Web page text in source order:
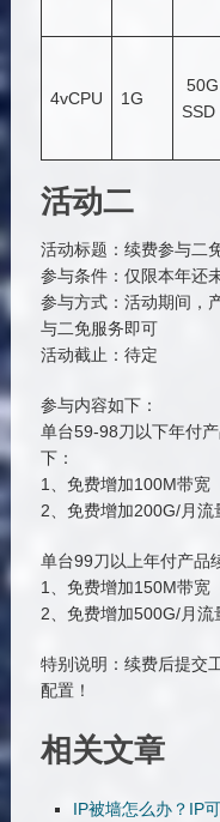
4vCPU 1G
50G
SSD
活动二
活动标题：续费参与二
参与条件：仅限本年还
参与方式：活动期间，
与二免服务即可
活动截止：待定
参与内容如下：
单台59-98刀以下年付
下：
1、免费增加100M带宽
2、免费增加200G/月流
单台99刀以上年付产品
1、免费增加150M带宽
2、免费增加500G/月流
特别说明：续费后提交
配置！
相关文章
IP被墙怎么办？IP